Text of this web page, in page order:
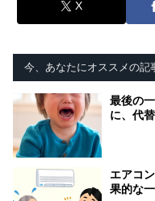
X
今、あなたにオススメの記
最後の
に、代
エアコ
果的な